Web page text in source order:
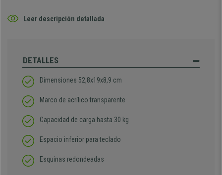
Leer descripción detallada
DETALLES
Dimensiones 52,8x19x8,9 cm
Marco de acrílico transparente
Capacidad de carga hasta 30 kg
Espacio inferior para teclado
Esquinas redondeadas